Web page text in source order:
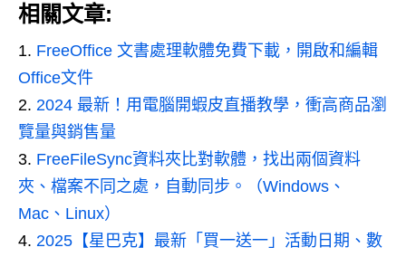
相關文章:
FreeOffice 文書處理軟體免費下載，開啟和編輯
Office文件
2024 最新！用電腦開蝦皮直播教學，衝高商品瀏
覽量與銷售量
FreeFileSync資料夾比對軟體，找出兩個資料
夾、檔案不同之處，自動同步。（Windows、
Mac、Linux）
2025【星巴克】最新「買一送一」活動日期、數